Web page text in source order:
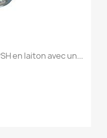
en laiton avec un...